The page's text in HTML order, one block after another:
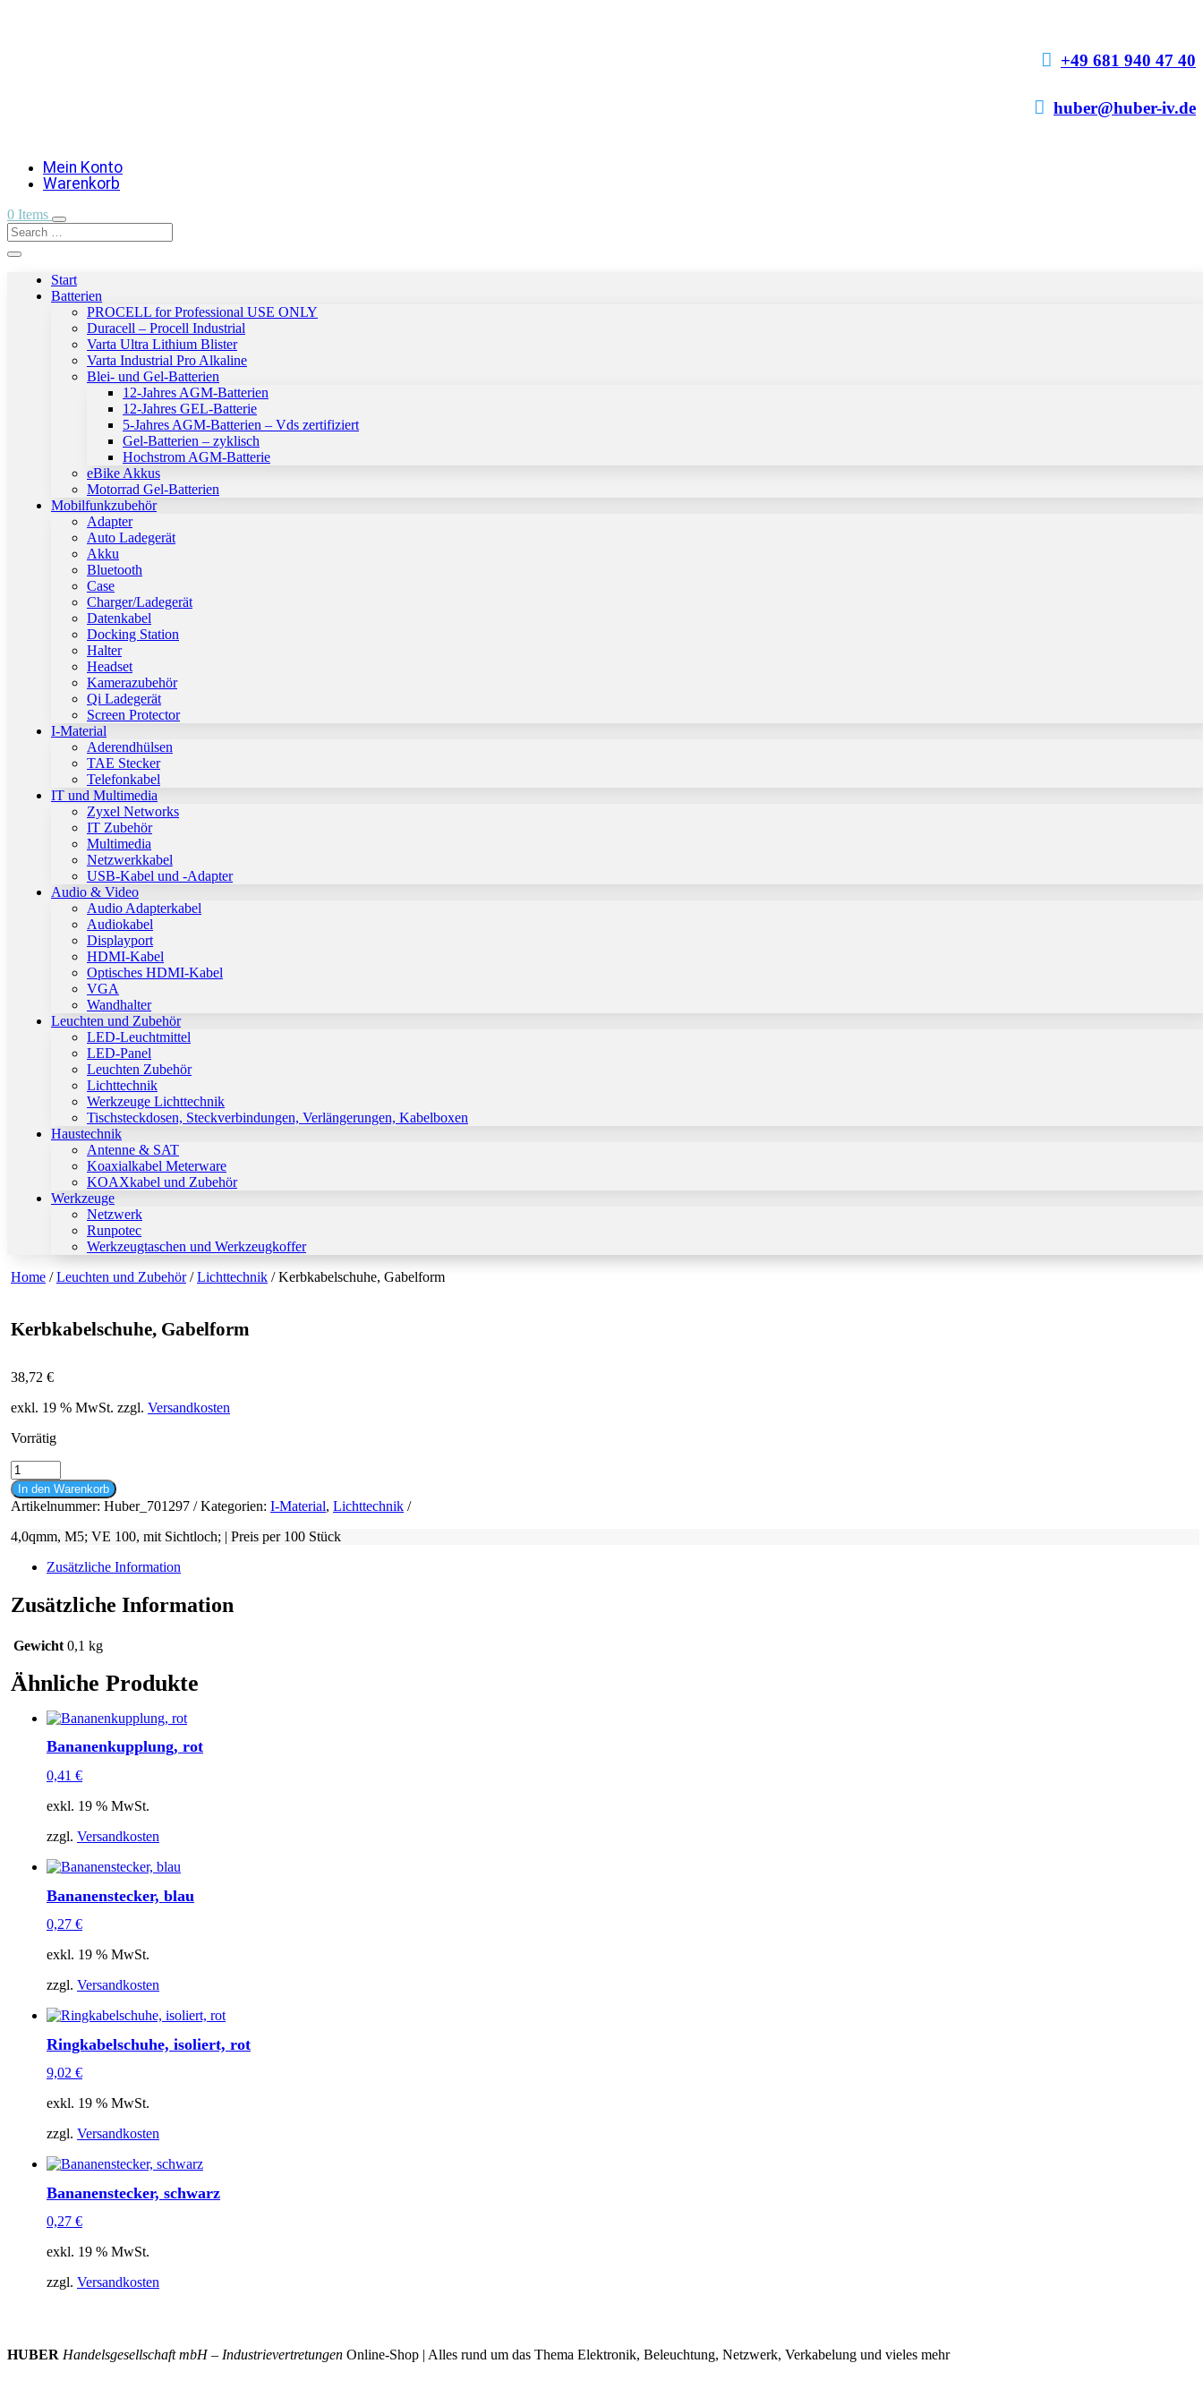
 +49 681 940 47 40
 huber@huber-iv.de
Mein Konto
Warenkorb
0 Items
Start
Batterien
PROCELL for Professional USE ONLY
Duracell – Procell Industrial
Varta Ultra Lithium Blister
Varta Industrial Pro Alkaline
Blei- und Gel-Batterien
12-Jahres AGM-Batterien
12-Jahres GEL-Batterie
5-Jahres AGM-Batterien – Vds zertifiziert
Gel-Batterien – zyklisch
Hochstrom AGM-Batterie
eBike Akkus
Motorrad Gel-Batterien
Mobilfunkzubehör
Adapter
Auto Ladegerät
Akku
Bluetooth
Case
Charger/Ladegerät
Datenkabel
Docking Station
Halter
Headset
Kamerazubehör
Qi Ladegerät
Screen Protector
I-Material
Aderendhülsen
TAE Stecker
Telefonkabel
IT und Multimedia
Zyxel Networks
IT Zubehör
Multimedia
Netzwerkkabel
USB-Kabel und -Adapter
Audio & Video
Audio Adapterkabel
Audiokabel
Displayport
HDMI-Kabel
Optisches HDMI-Kabel
VGA
Wandhalter
Leuchten und Zubehör
LED-Leuchtmittel
LED-Panel
Leuchten Zubehör
Lichttechnik
Werkzeuge Lichttechnik
Tischsteckdosen, Steckverbindungen, Verlängerungen, Kabelboxen
Haustechnik
Antenne & SAT
Koaxialkabel Meterware
KOAXkabel und Zubehör
Werkzeuge
Netzwerk
Runpotec
Werkzeugtaschen und Werkzeugkoffer
Home /Leuchten und Zubehör/Lichttechnik / Kerbkabelschuhe, Gabelform
Kerbkabelschuhe, Gabelform
38,72 €
exkl. 19 % MwSt. zzgl. Versandkosten
Vorrätig
Kerbkabelschuhe,
Gabelform
Menge
In den Warenkorb
Artikelnummer: Huber_701297 Kategorien: I-Material, Lichttechnik
4,0qmm, M5; VE 100, mit Sichtloch; | Preis per 100 Stück
Zusätzliche Information
Zusätzliche Information
Gewicht 0,1 kg
Ähnliche Produkte
Bananenkupplung, rot
0,41 €
exkl. 19 % MwSt.
zzgl. Versandkosten
Bananenstecker, blau
0,27 €
exkl. 19 % MwSt.
zzgl. Versandkosten
Ringkabelschuhe, isoliert, rot
9,02 €
exkl. 19 % MwSt.
zzgl. Versandkosten
Bananenstecker, schwarz
0,27 €
exkl. 19 % MwSt.
zzgl. Versandkosten
HUBER Handelsgesellschaft mbH – Industrievertretungen Online-Shop | Alles rund um das Thema Elektronik, Beleuchtung, Netzwerk, Verkabelung und vieles mehr